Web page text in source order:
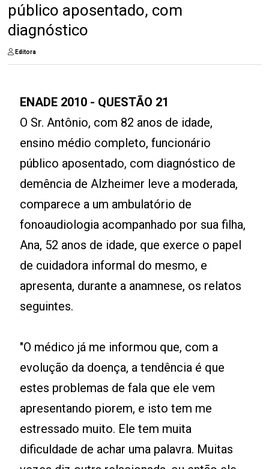
público aposentado, com
diagnóstico
Editora
ENADE 2010 - QUESTÃO 21
O Sr. Antônio, com 82 anos de idade,
ensino médio completo, funcionário
público aposentado, com diagnóstico de
demência de Alzheimer leve a moderada,
comparece a um ambulatório de
fonoaudiologia acompanhado por sua filha,
Ana, 52 anos de idade, que exerce o papel
de cuidadora informal do mesmo, e
apresenta, durante a anamnese, os relatos
seguintes.
"O médico já me informou que, com a
evolução da doença, a tendência é que
estes problemas de fala que ele vem
apresentando piorem, e isto tem me
estressado muito. Ele tem muita
dificuldade de achar uma palavra. Muitas